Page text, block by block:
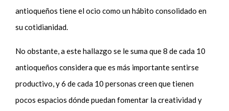
antioqueños tiene el ocio como un hábito consolidado en
su cotidianidad.
No obstante, a este hallazgo se le suma que 8 de cada 10
antioqueños considera que es más importante sentirse
productivo, y 6 de cada 10 personas creen que tienen
pocos espacios dónde puedan fomentar la creatividad y